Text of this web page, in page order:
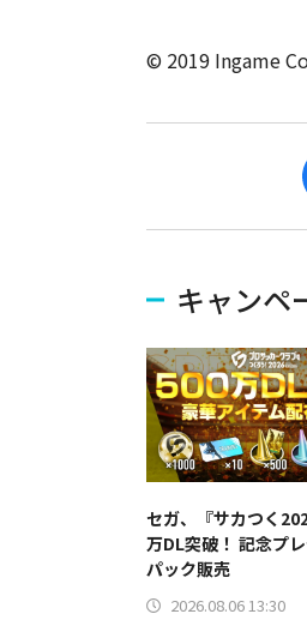
© 2019 Ingame
キャンペ
セガ、『サカつく
万DL突破！ 記念プレゼント＆
パック販売
2026.08.06 13:30